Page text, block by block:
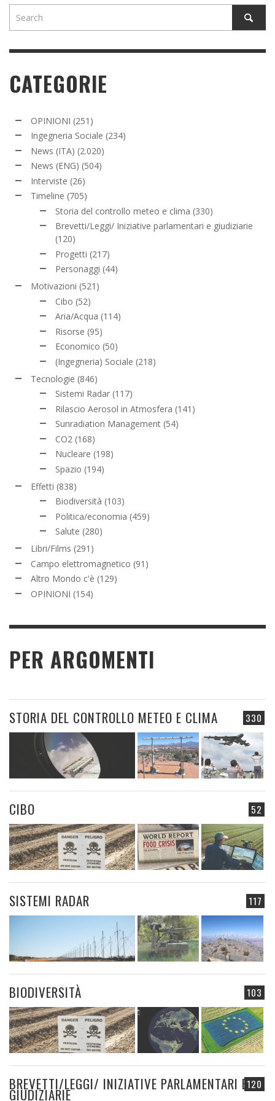
CATEGORIE
OPINIONI (251)
Ingegneria Sociale (234)
News (ITA) (2.020)
News (ENG) (504)
Interviste (26)
Timeline (705)
Storia del controllo meteo e clima (330)
Brevetti/Leggi/ Iniziative parlamentari e giudiziarie
(120)
Progetti (217)
Personaggi (44)
Motivazioni (521)
Cibo (52)
Aria/Acqua (114)
Risorse (95)
Economico (50)
(Ingegneria) Sociale (218)
Tecnologie (846)
Sistemi Radar (117)
Rilascio Aerosol in Atmosfera (141)
Sunradiation Management (54)
CO2 (168)
Nucleare (198)
Spazio (194)
Effetti (838)
Biodiversità (103)
Politica/economia (459)
Salute (280)
Libri/Films (291)
Campo elettromagnetico (91)
Altro Mondo c'è (129)
OPINIONI (154)
PER ARGOMENTI
330
STORIA DEL CONTROLLO METEO E CLIMA
52
CIBO
117
SISTEMI RADAR
103
BIODIVERSITÀ
120
BREVETTI/LEGGI/ INIZIATIVE PARLAMENTARI E
GIUDIZIARIE